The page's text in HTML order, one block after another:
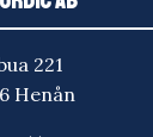
221
Henån